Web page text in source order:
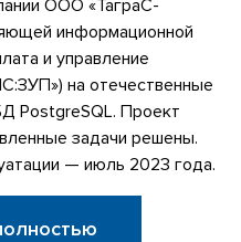
ООО «ТаграС-
информационной
и управление
на отечественные
PostgreSQL. Проект
задачи решены.
— июль 2023 года.